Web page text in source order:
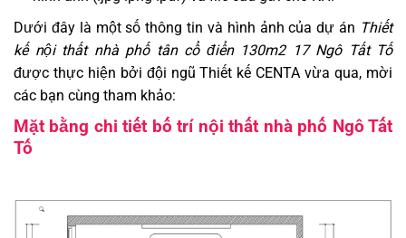
Dưới đây là một số thông tin và hình ảnh của dự án Thiết
kế nội thất nhà phố tân cổ điển 130m2 17 Ngô Tất Tố
được thực hiện bởi đội ngũ Thiết kế CENTA vừa qua, mời
các bạn cùng tham khảo:
Mặt bằng chi tiết bố trí nội thất nhà phố Ngô Tất
Tố